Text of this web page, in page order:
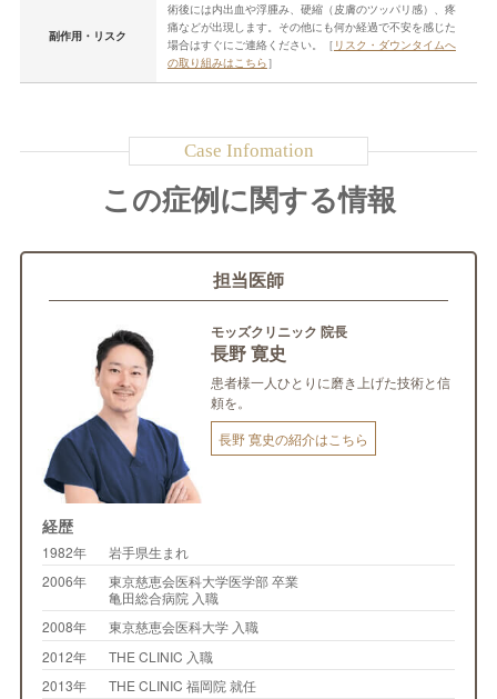
副作用・リスク
術後には内出血や浮腫み、硬縮（皮膚のツッパリ感）、疼
痛などが出現します。その他にも何か経過で不安を感じた
場合はすぐにご連絡ください。［ リスク・ダウンタイムへ
の取り組みはこちら］
この症例に関する情報
担当医師
モッズクリニック 院長
長野 寛史
患者様一人ひとりに磨き上げた技術と信
頼を。
長野 寛史の紹介はこちら
経歴
1982年
岩手県生まれ
2006年
東京慈恵会医科大学医学部 卒業
亀田総合病院 入職
2008年
東京慈恵会医科大学 入職
2012年
THE CLINIC 入職
2013年
THE CLINIC 福岡院 就任